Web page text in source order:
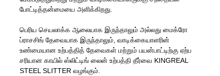
போட்டித்தன்மையை அளிக்கிறது.
பெரிய செயலாக்க ஆலையாக இருந்தாலும் அல்லது மைக்ரோ
ப்ராசசிங் தேவையாக இருந்தாலும், வாடிக்கையாளரின்
உண்மையான உற்பத்தித் தேவைகள் மற்றும் பயன்பாட்டிற்கு ஏற்ப
சரியான காயில் ஸ்லிட்டிங் லைன் உற்பத்தி தீர்வை KINGREAL
STEEL SLITTER வழங்கும்.